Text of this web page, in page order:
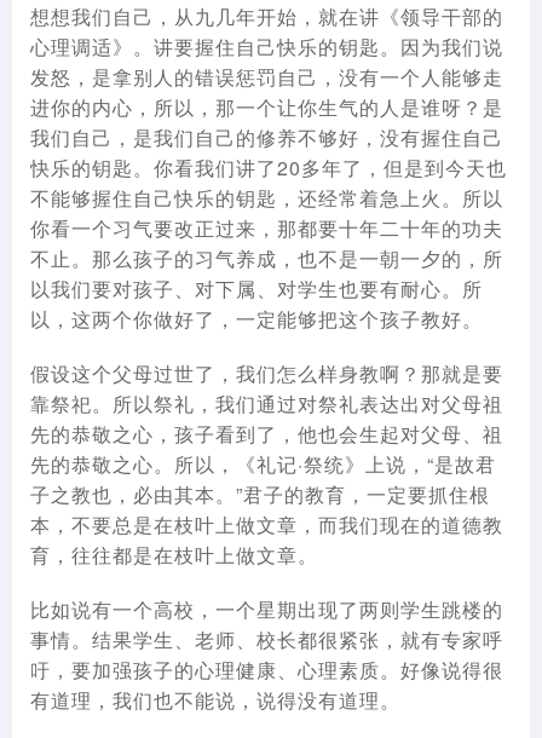
想想我们自己，从九几年开始，就在讲《领导干部的
心理调适》。讲要握住自己快乐的钥匙。因为我们说
发怒，是拿别人的错误惩罚自己，没有一个人能够走
进你的内心，所以，那一个让你生气的人是谁呀？是
我们自己，是我们自己的修养不够好，没有握住自己
快乐的钥匙。你看我们讲了20多年了，但是到今天也
不能够握住自己快乐的钥匙，还经常着急上火。所以
你看一个习气要改正过来，那都要十年二十年的功夫
不止。那么孩子的习气养成，也不是一朝一夕的，所
以我们要对孩子、对下属、对学生也要有耐心。所
以，这两个你做好了，一定能够把这个孩子教好。
假设这个父母过世了，我们怎么样身教啊？那就是要
靠祭祀。所以祭礼，我们通过对祭礼表达出对父母祖
先的恭敬之心，孩子看到了，他也会生起对父母、祖
先的恭敬之心。所以，《礼记·祭统》上说，“是故君
子之教也，必由其本。”君子的教育，一定要抓住根
本，不要总是在枝叶上做文章，而我们现在的道德教
育，往往都是在枝叶上做文章。
比如说有一个高校，一个星期出现了两则学生跳楼的
事情。结果学生、老师、校长都很紧张，就有专家呼
吁，要加强孩子的心理健康、心理素质。好像说得很
有道理，我们也不能说，说得没有道理。